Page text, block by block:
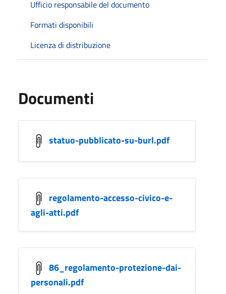
Ufficio responsabile del documento
Formati disponibili
Licenza di distribuzione
Documenti
statuo-pubblicato-su-burl.pdf
regolamento-accesso-civico-e-
agli-atti.pdf
86_regolamento-protezione-dai-
personali.pdf